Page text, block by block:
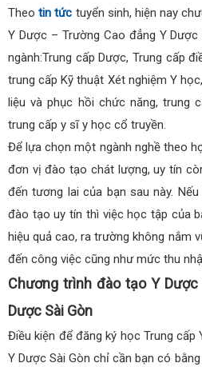
Theotin tức tuyển sinh, hiện nay
Y Dược – Trường Cao đẳng Y
ngành:Trung cấp Dược, Trung cấp
trung cấp Kỹ thuật Xét nghiệm Y
liệu và phục hồi chức năng, trung
trung cấp y sĩ y học cổ truyền.
Để lựa chọn một ngành nghề theo
đơn vị đào tạo chát lượng, uy tín
đến tương lai của bạn sau này.
đào tạo uy tín thì việc học tập của
hiệu quả cao, ra trường không nắm
đến công việc cũng như mức thu
Chương trình đào tạo Y
Dược Sài Gòn
Điều kiện để đăng ký học Trung cấp
Y Dược Sài Gòn chỉ cần bạn có